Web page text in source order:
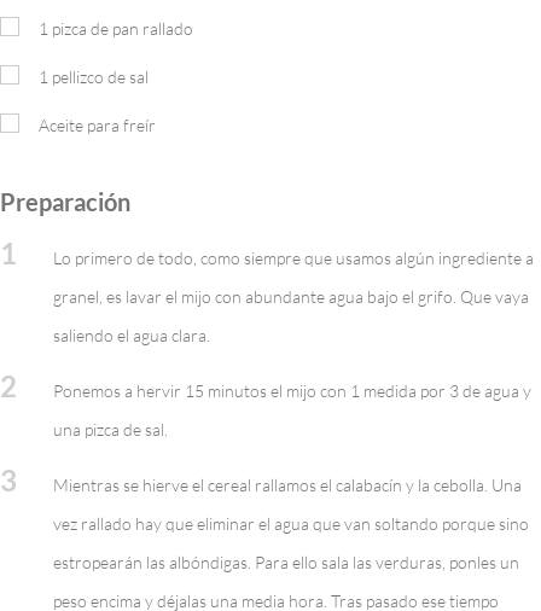
1 pizca de pan rallado
1 pellizco de sal
Aceite para freír
Preparación
1
Lo primero de todo, como siempre que usamos algún ingrediente a
granel, es lavar el mijo con abundante agua bajo el grifo. Que vaya
saliendo el agua clara.
2
Ponemos a hervir 15 minutos el mijo con 1 medida por 3 de agua y
una pizca de sal.
3
Mientras se hierve el cereal rallamos el calabacín y la cebolla. Una
vez rallado hay que eliminar el agua que van soltando porque sino
estropearán las albóndigas. Para ello sala las verduras, ponles un
peso encima y déjalas una media hora. Tras pasado ese tiempo